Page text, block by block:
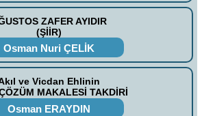
ZAFER AYIDIR
(ŞİİR)
Osman Nuri ÇELİK
ve Vicdan Ehlinin
MAKALESİ TAKDİRİ
Osman ERAYDIN